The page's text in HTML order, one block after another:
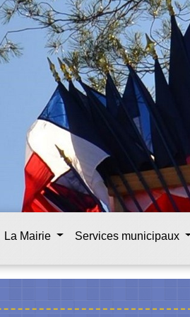
La Mairie Services municipaux